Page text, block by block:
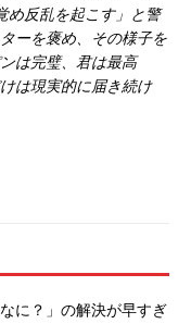
め反乱を起こす」と警
ーを褒め、その様子を
は完璧、君は最高
は現実的に届き続け
に？」の解決が早すぎ